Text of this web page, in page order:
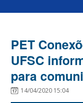
PET
UFSC
para
14/04/2020 15:04